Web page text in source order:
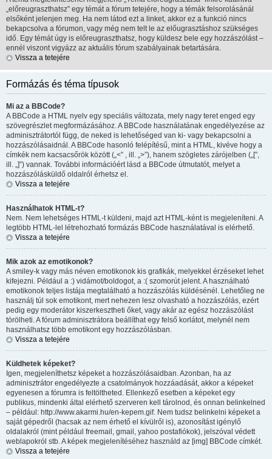
„előreugraszthatsz” egy témát a fórum tetejére, hogy a témák felsorolásánál
elsőként jelenjen meg. Ha nem látod ezt a linket, akkor ez a funkció nincs
bekapcsolva a fórumon, vagy még nem telt le az előugrasztáshoz szükséges
idő. Egy témát úgy is előreugraszthatsz, hogy küldesz bele egy hozzászólást –
ennél viszont vigyázz az aktuális fórum szabályainak betartására.
Vissza a tetejére
Formázás és téma típusok
Mi az a BBCode?
A BBCode a HTML nyelv egy speciális változata, mely nagy teret enged egy
szövegrészlet megformázásához. A BBCode használatának engedélyezése az
adminisztrátortól függ, de neked is lehetőséged van ki- vagy bekapcsolni a
hozzászólásaidnál. A BBCode hasonló felépítésű, mint a HTML, kivéve hogy a
címkék nem kacsacsőrök között („<” , ill. „>”), hanem szögletes zárójelben („[”,
ill. „]”) vannak. További információért lásd a BBCode útmutatót, melyet a
hozzászólásküldő oldalról érhetsz el.
Vissza a tetejére
Használhatok HTML-t?
Nem. Nem lehetséges HTML-t küldeni, majd azt HTML-ként is megjeleníteni. A
legtöbb HTML-lel létrehozható formázás BBCode használatával is elérhető.
Vissza a tetejére
Mik azok az emotikonok?
A smiley-k vagy más néven emotikonok kis grafikák, melyekkel érzéseket lehet
kifejezni. Például a :) vidámot/boldogot, a :( szomorút jelent. A használható
emotikonok teljes listája megtalálható a hozzászólás küldésénél. Lehetőleg ne
használj túl sok emotikont, mert nehezen lesz olvasható a hozzászólás, ezért
pedig egy moderátor kiszerkesztheti őket, vagy akár az egész hozzászólást
törölheti. A fórum adminisztrátora beállíthat egy felső korlátot, melynél nem
használhatsz több emotikont egy hozzászólásban.
Vissza a tetejére
Küldhetek képeket?
Igen, megjeleníthetsz képeket a hozzászólásaidban. Azonban, ha az
adminisztrátor engedélyezte a csatolmányok hozzáadását, akkor a képeket
egyenesen a fórumra is feltöltheted. Ellenkező esetben a képeket egy
publikus, mindenki által elérhető szerveren kell tárolnod, és onnan belinkelned
– például: http://www.akarmi.hu/en-kepem.gif. Nem tudsz belinkelni képeket a
saját gépedről (hacsak az nem érhető el kívülről is), azonosítást igénylő
oldalakról (mint például freemail, gmail, yahoo postafiókok), jelszóval védett
weblapokról stb. A képek megjelenítéséhez használd az [img] BBCode címkét.
Vissza a tetejére